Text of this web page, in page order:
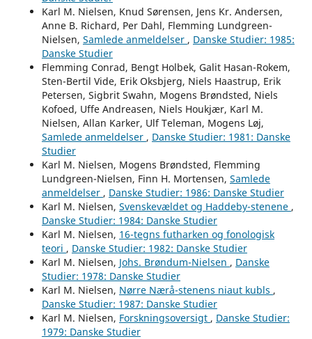
Karl M. Nielsen, Knud Sørensen, Jens Kr. Andersen,
Anne B. Richard, Per Dahl, Flemming Lundgreen-
Nielsen, Samlede anmeldelser , Danske Studier: 1985:
Danske Studier
Flemming Conrad, Bengt Holbek, Galit Hasan-Rokem,
Sten-Bertil Vide, Erik Oksbjerg, Niels Haastrup, Erik
Petersen, Sigbrit Swahn, Mogens Brøndsted, Niels
Kofoed, Uffe Andreasen, Niels Houkjær, Karl M.
Nielsen, Allan Karker, Ulf Teleman, Mogens Løj,
Samlede anmeldelser , Danske Studier: 1981: Danske
Studier
Karl M. Nielsen, Mogens Brøndsted, Flemming
Lundgreen-Nielsen, Finn H. Mortensen, Samlede
anmeldelser , Danske Studier: 1986: Danske Studier
Karl M. Nielsen, Svenskevældet og Haddeby-stenene ,
Danske Studier: 1984: Danske Studier
Karl M. Nielsen, 16-tegns futharken og fonologisk
teori , Danske Studier: 1982: Danske Studier
Karl M. Nielsen, Johs. Brøndum-Nielsen , Danske
Studier: 1978: Danske Studier
Karl M. Nielsen, Nørre Nærå-stenens niaut kubls ,
Danske Studier: 1987: Danske Studier
Karl M. Nielsen, Forskningsoversigt , Danske Studier:
1979: Danske Studier